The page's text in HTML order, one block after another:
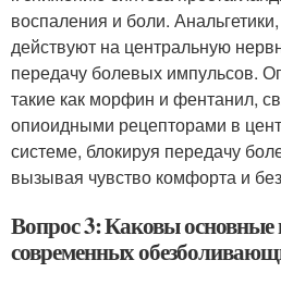
воспаления и боли.
действуют на центральную
передачу болевых импульсов.
такие как морфин и фентанил,
опиоидными рецепторами в
системе, блокируя передачу
вызывая чувство комфорта и
Вопрос 3: Каковы
современных